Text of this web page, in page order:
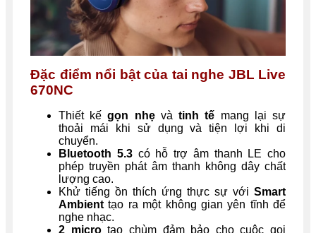
Đặc điểm nổi bật của tai nghe JBL Live
670NC
Thiết kếgọn nhẹvàtinh tế mang lại sự
thoải mái khi sử dụng và tiện lợi khi di
chuyển.
Bluetooth 5.3có hỗ trợ âm thanh LE cho
phép truyền phát âm thanh không dây chất
lượng cao.
Khử tiếng ồn thích ứng thực sự với Smart
Ambient tạo ra một không gian yên tĩnh để
nghe nhạc.
2 microtạo chùm đảm bảo cho cuộc gọi